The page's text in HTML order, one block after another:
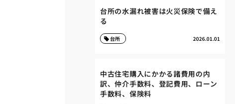
台所の水漏れ被害は火災保険で備え
る
2026.01.01
台所
中古住宅購入にかかる諸費用の内
訳、仲介手数料、登記費用、ローン
手数料、保険料